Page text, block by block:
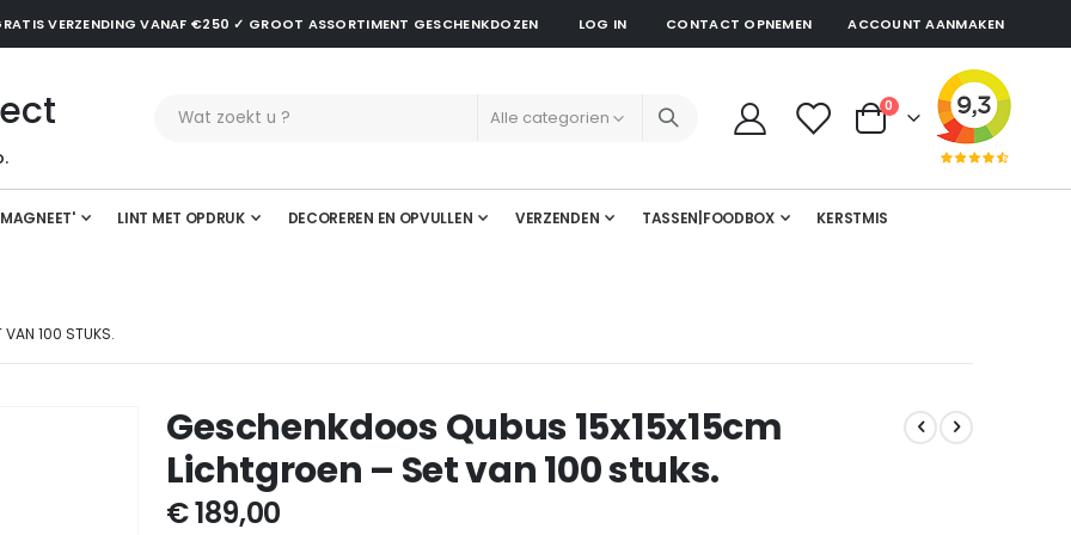
VERZENDING VANAF €250 ✓ GROOT ASSORTIMENT GESCHENKDOZEN LOG IN CONTACT OPNEMEN ACCOUNT AANMAKEN
Cart
0producten
LINT MET OPDRUK DECOREREN EN OPVULLEN VERZENDEN TASSEN|FOODBOX KERSTMIS
VAN 100 STUKS.
Geschenkdoos Qubus 15x15x15cm
Lichtgroen – Set van 100 stuks.
€ 189,00